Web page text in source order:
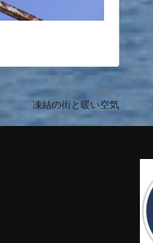
Next:
凍結の街と暖い空気